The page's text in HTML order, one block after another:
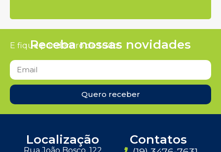
Receba nossas novidades
E fique por dentro de tudo!
Quero receber
Localização Contatos